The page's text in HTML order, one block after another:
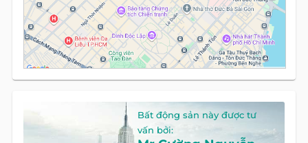
Bất động sản này được tư
vấn bởi: